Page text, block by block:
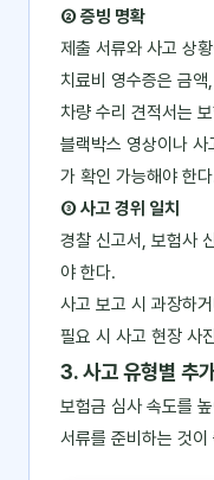
② 증빙 명확
제출 서류와 사고 상
치료비 영수증은 금
차량 수리 견적서는
블랙박스 영상이나
가 확인 가능해야 한
③ 사고 경위 일치
경찰 신고서, 보험사
야 한다.
사고 보고 시 과장하
필요 시 사고 현장 사
3. 사고 유형별 추
보험금 심사 속도를
서류를 준비하는 것이